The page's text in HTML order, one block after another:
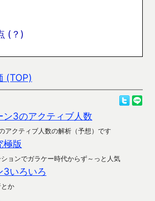
(？)
(TOP)
ン3のアクティブ人数
アクティブ人数の解析（予想）です
極版
ョンでガラケー時代からず～っと人気
3いろいろ
か